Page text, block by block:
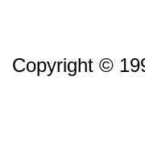
Copyright ©